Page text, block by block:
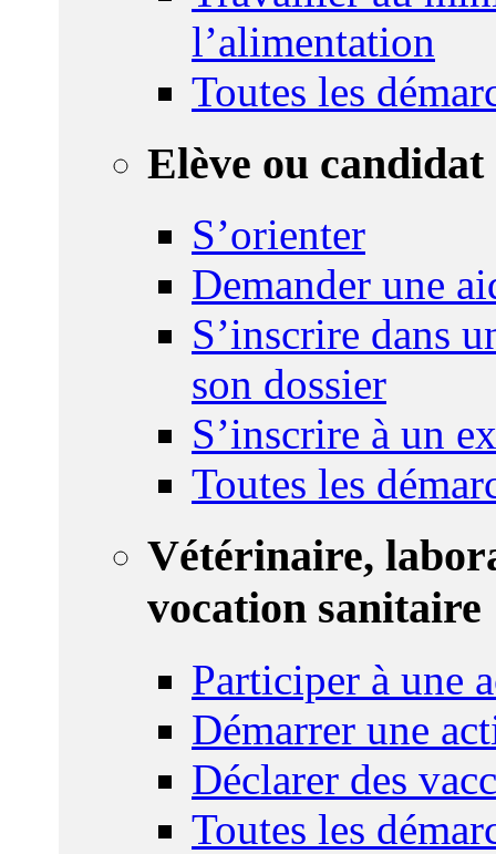
l’alimentation
Toutes les
Elève ou candidat
S’orienter
Demander une
S’inscrire dans
son dossier
S’inscrire à un
Toutes les
Vétérinaire,
vocation sanitaire
Participer à une
Démarrer une
Déclarer des
Toutes les